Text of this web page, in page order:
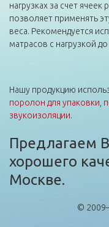
нагрузках за счет
позволяет применять
веса. Рекомендуется
матрасов с нагрузкой до
Нашу продукцию
поролон для упаковки
звукоизоляции.
Предлагаем
хорошего
Москве.
©